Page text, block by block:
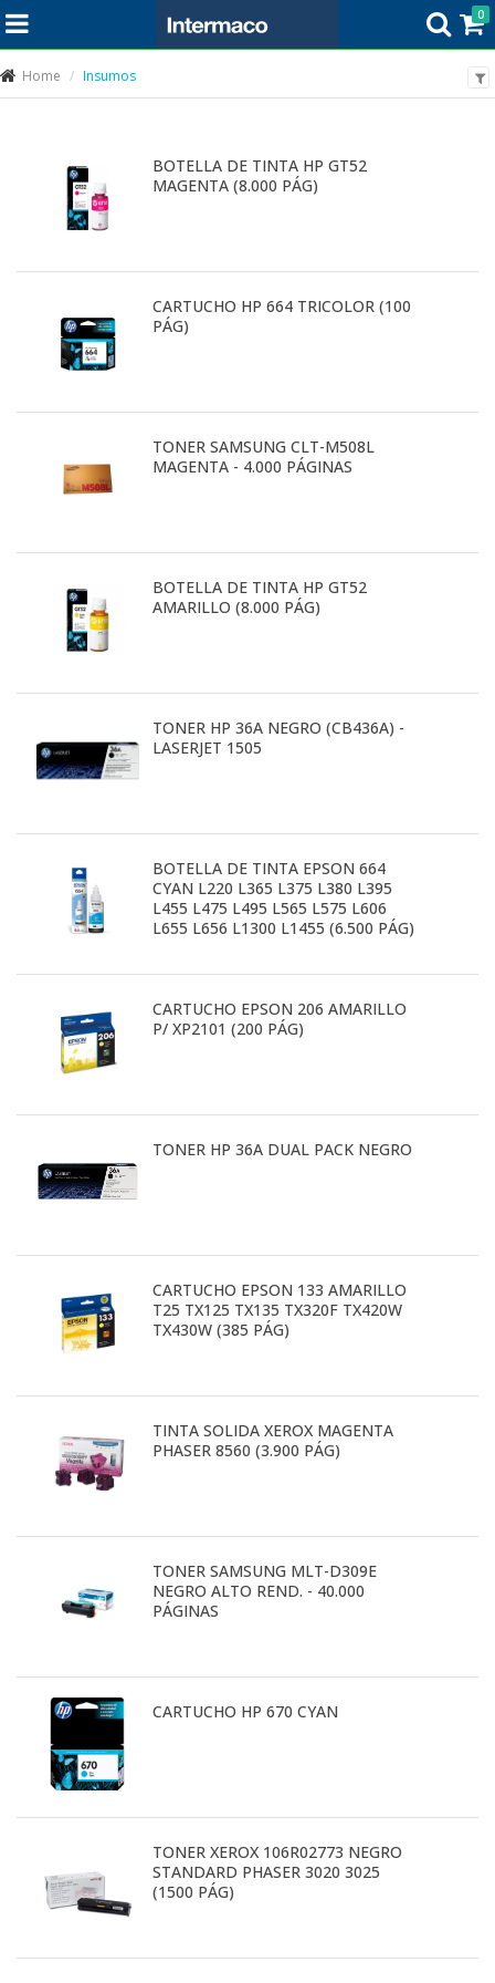
0
Home Insumos
BOTELLA DE TINTA HP GT52
MAGENTA (8.000 PÁG)
CARTUCHO HP 664 TRICOLOR (100
PÁG)
TONER SAMSUNG CLT-M508L
MAGENTA - 4.000 PÁGINAS
BOTELLA DE TINTA HP GT52
AMARILLO (8.000 PÁG)
TONER HP 36A NEGRO (CB436A) -
LASERJET 1505
BOTELLA DE TINTA EPSON 664
CYAN L220 L365 L375 L380 L395
L455 L475 L495 L565 L575 L606
L655 L656 L1300 L1455 (6.500 PÁG)
CARTUCHO EPSON 206 AMARILLO
P/ XP2101 (200 PÁG)
TONER HP 36A DUAL PACK NEGRO
CARTUCHO EPSON 133 AMARILLO
T25 TX125 TX135 TX320F TX420W
TX430W (385 PÁG)
TINTA SOLIDA XEROX MAGENTA
PHASER 8560 (3.900 PÁG)
TONER SAMSUNG MLT-D309E
NEGRO ALTO REND. - 40.000
PÁGINAS
CARTUCHO HP 670 CYAN
TONER XEROX 106R02773 NEGRO
STANDARD PHASER 3020 3025
(1500 PÁG)